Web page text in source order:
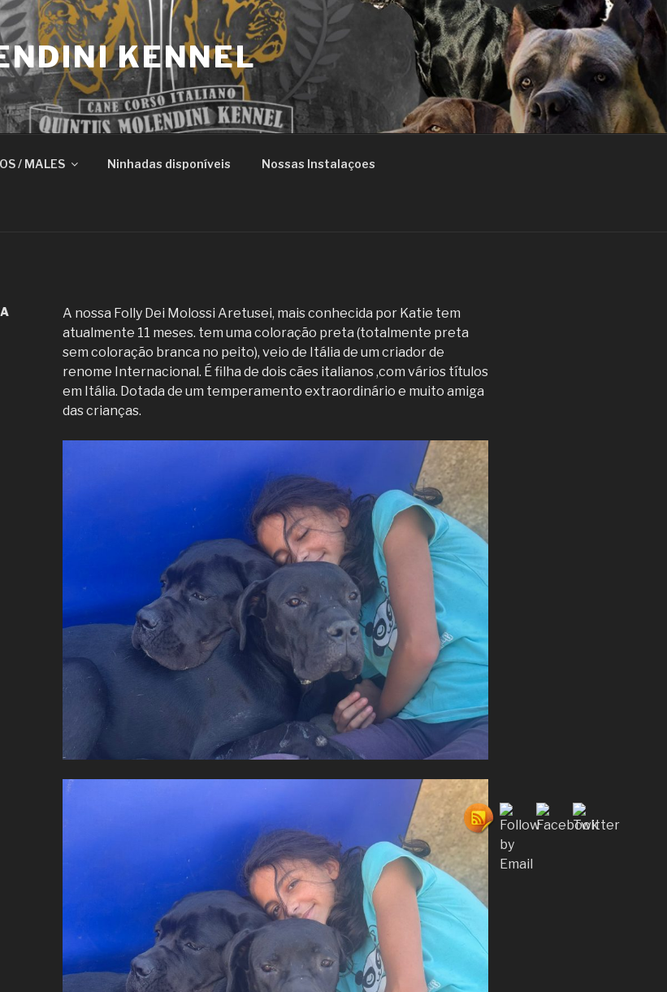
KENNEL
/ MALES Ninhadas disponíveis Nossas Instalaçoes
A nossa Folly Dei Molossi Aretusei, mais conhecida por Katie tem
atualmente 11 meses. tem uma coloração preta (totalmente preta
sem coloração branca no peito), veio de Itália de um criador de
renome Internacional. É filha de dois cães italianos ,com vários títulos
em Itália. Dotada de um temperamento extraordinário e muito amiga
das crianças.